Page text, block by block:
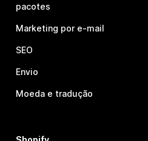
pacotes
Marketing por e-mail
SEO
Envio
Moeda e tradução